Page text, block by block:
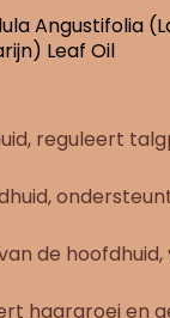
Angustifolia
Leaf Oil
reguleert
de
haargroei en